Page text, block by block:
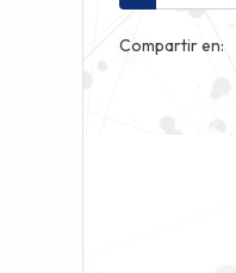
Compartir en: